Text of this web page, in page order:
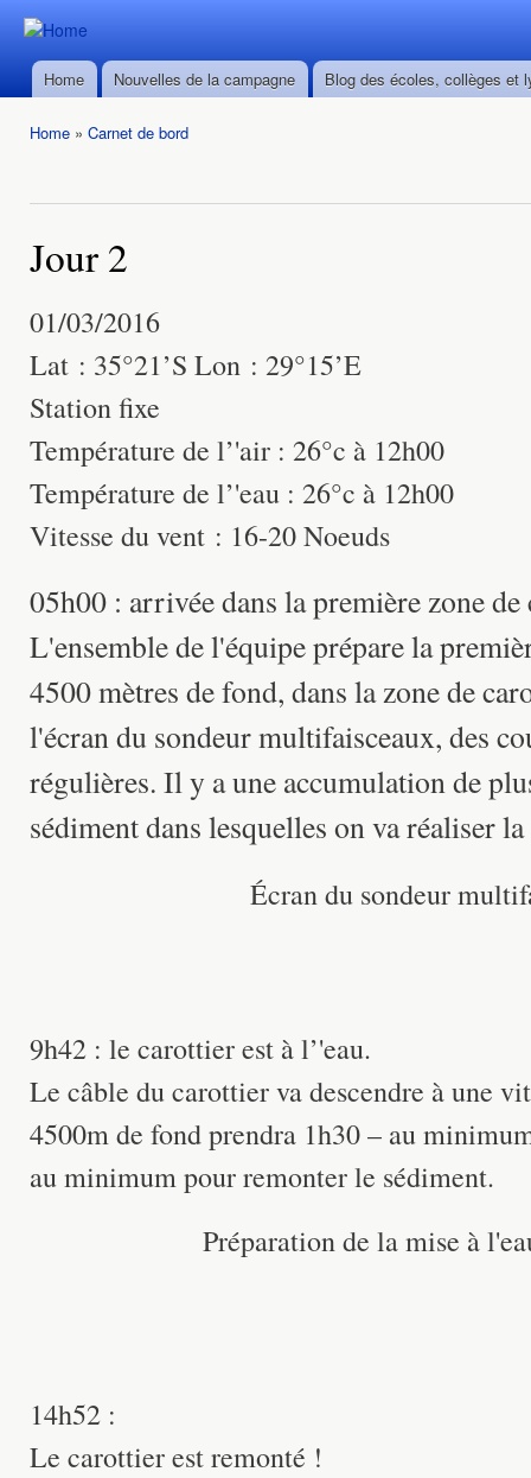
Durban ->
Walvis Bay
au
Durban ->
Walvis Bay
du 28/02
au
Main menu
Home Nouvelles de la campagne Blog des écoles, collèges et
Home » Carnet de bord
Jour 2
01/03/2016
Lat : 35°21’S Lon : 29°15’E
Station fixe
Température de l’'air : 26°c à 12h00
Température de l’'eau : 26°c à 12h00
Vitesse du vent : 16-20 Noeuds
05h00 : arrivée dans la première zone de
L'ensemble de l'équipe prépare la
4500 mètres de fond, dans la zone de
l'écran du sondeur multifaisceaux, des
régulières. Il y a une accumulation de
sédiment dans lesquelles on va réaliser
Écran du sondeur
9h42 : le carottier est à l’'eau.
Le câble du carottier va descendre à une
4500m de fond prendra 1h30 – au
au minimum pour remonter le sédiment.
Préparation de la mise à
14h52 :
Le carottier est remonté !